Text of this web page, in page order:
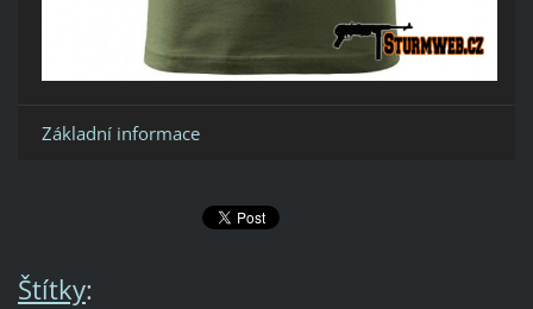
Základní informace
Štítky: